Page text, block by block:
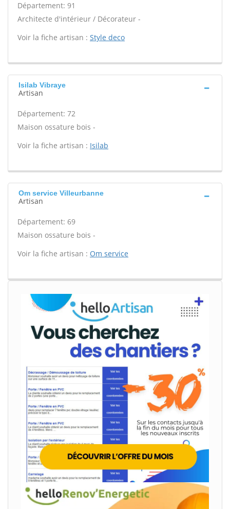
Département: 91
Architecte d'intérieur / Décorateur -
Voir la fiche artisan : Style deco
Isilab Vibraye
Artisan
Département: 72
Maison ossature bois -
Voir la fiche artisan : Isilab
Om service Villeurbanne
Artisan
Département: 69
Maison ossature bois -
Voir la fiche artisan : Om service